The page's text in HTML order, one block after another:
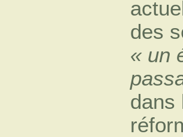
des
« un
dans